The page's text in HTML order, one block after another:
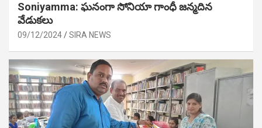
Soniyamma: ఘ‌నంగా సోనియా గాంధీ జ‌న్మ‌దిన
వేడుక‌లు
09/12/2024 SIRA NEWS